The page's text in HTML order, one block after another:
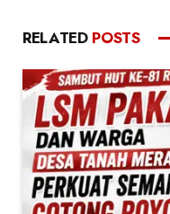
RELATED POSTS